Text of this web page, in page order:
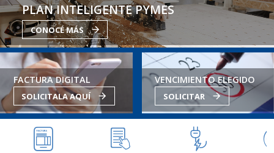
PLAN INTELIGENTE PYMES
CONOCÉ MÁS
FACTURA DIGITAL
SOLICITALA AQUÍ
VENCIMIENTO ELEGIDO
SOLICITAR